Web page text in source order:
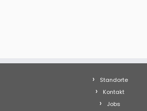
Standorte
Kontakt
Jobs